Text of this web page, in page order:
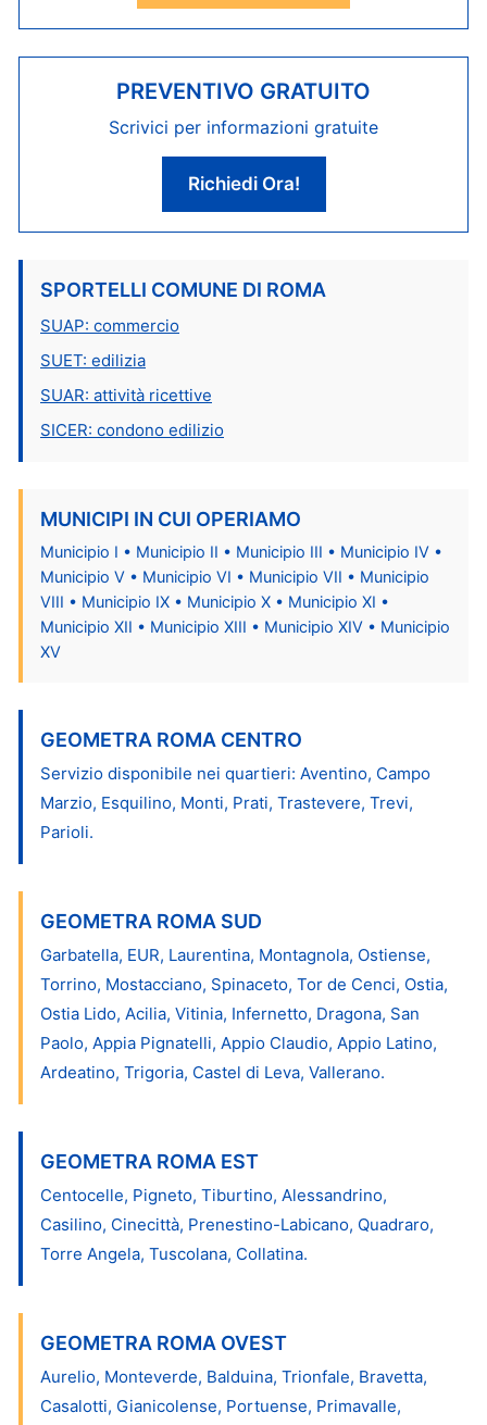
PREVENTIVO GRATUITO
Scrivici per informazioni gratuite
Richiedi Ora!
SPORTELLI COMUNE DI ROMA
SUAP: commercio
SUET: edilizia
SUAR: attività ricettive
SICER: condono edilizio
MUNICIPI IN CUI OPERIAMO
Municipio I • Municipio II • Municipio III • Municipio IV •
Municipio V • Municipio VI • Municipio VII • Municipio
VIII • Municipio IX • Municipio X • Municipio XI •
Municipio XII • Municipio XIII • Municipio XIV • Municipio
XV
GEOMETRA ROMA CENTRO
Servizio disponibile nei quartieri: Aventino, Campo
Marzio, Esquilino, Monti, Prati, Trastevere, Trevi,
Parioli.
GEOMETRA ROMA SUD
Garbatella, EUR, Laurentina, Montagnola, Ostiense,
Torrino, Mostacciano, Spinaceto, Tor de Cenci, Ostia,
Ostia Lido, Acilia, Vitinia, Infernetto, Dragona, San
Paolo, Appia Pignatelli, Appio Claudio, Appio Latino,
Ardeatino, Trigoria, Castel di Leva, Vallerano.
GEOMETRA ROMA EST
Centocelle, Pigneto, Tiburtino, Alessandrino,
Casilino, Cinecittà, Prenestino-Labicano, Quadraro,
Torre Angela, Tuscolana, Collatina.
GEOMETRA ROMA OVEST
Aurelio, Monteverde, Balduina, Trionfale, Bravetta,
Casalotti, Gianicolense, Portuense, Primavalle,